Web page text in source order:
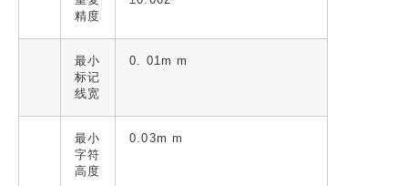
精度
最小
标记
线宽
0. 01m m
最小
字符
高度
0.03m m